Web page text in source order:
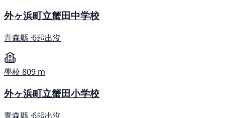
外ヶ浜町立蟹田中学校
青森縣 ·6起出沒
學校 809 m
外ヶ浜町立蟹田小学校
青森縣 ·6起出沒